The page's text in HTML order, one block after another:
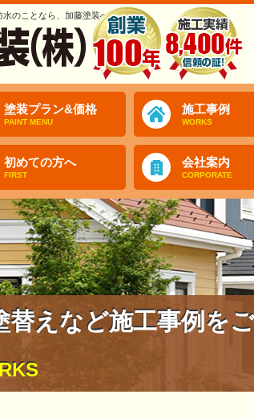
のことなら、加藤塗装へ
塗装プラン&価格
PAINT MENU
施工事例
WORKS
初めての方へ
FIRST
会社案内
CORPORATE
替えなど施工事例を